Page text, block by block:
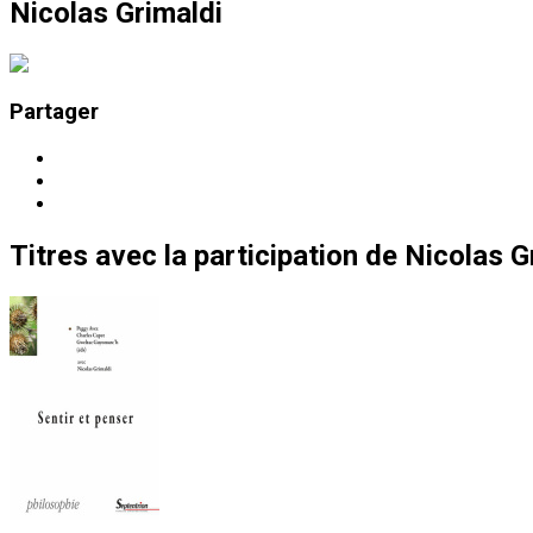
Nicolas Grimaldi
Partager
Titres avec la participation de Nicolas